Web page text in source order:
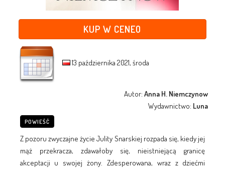
KUP W CENEO
13 października 2021, środa
Autor:Anna H. Niemczynow
Wydawnictwo: Luna
POWIEŚĆ
Z pozoru zwyczajne życie Julity Snarskiej rozpada się, kiedy jej
mąż przekracza, zdawałoby się, nieistniejącą granicę
akceptacji u swojej żony. Zdesperowana, wraz z dziećmi